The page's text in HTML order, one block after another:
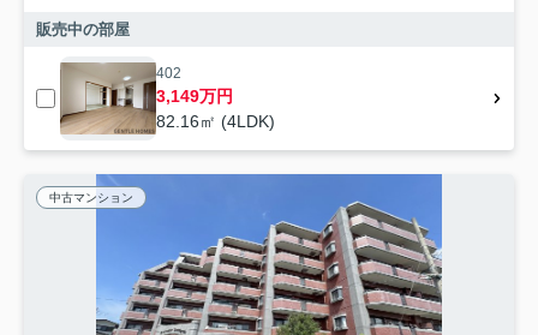
販売中の部屋
402
3,149万円
82.16㎡ (4LDK)
中古マンション